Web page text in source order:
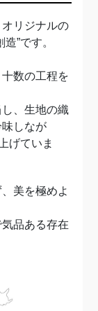
リジナルの
”です。
数の工程を
、生地の織
しなが
げていま
美を極めよ
品ある存在